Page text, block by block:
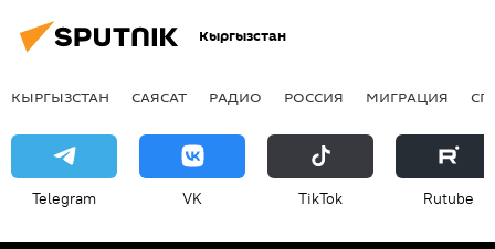
Кыргызстан
КЫРГЫЗСТАН САЯСАТ РАДИО РОССИЯ МИГРАЦИЯ
Telegram VK ТikТоk Rutube